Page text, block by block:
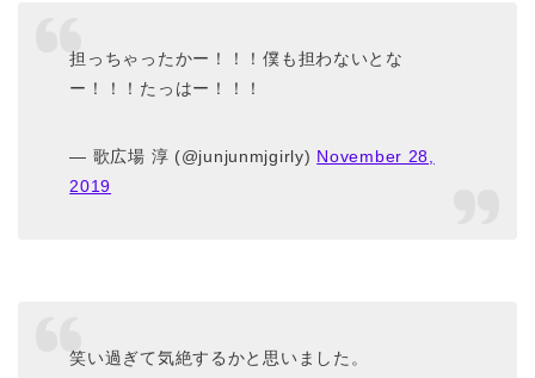
担っちゃったかー！！！僕も担わないとな
ー！！！たっはー！！！
— 歌広場 淳 (@junjunmjgirly) November 28,
2019
笑い過ぎて気絶するかと思いました。